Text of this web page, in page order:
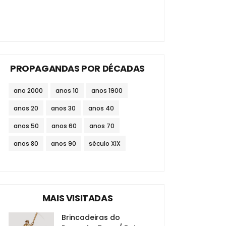
PROPAGANDAS POR DÉCADAS
ano 2000 anos 10 anos 1900
anos 20 anos 30 anos 40
anos 50 anos 60 anos 70
anos 80 anos 90 século XIX
MAIS VISITADAS
Brincadeiras do